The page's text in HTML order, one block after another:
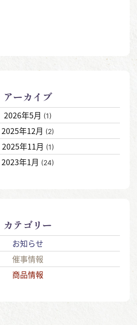
アーカイブ
2026年5月 (1)
2025年12月 (2)
2025年11月 (1)
2023年1月 (24)
カテゴリー
お知らせ
催事情報
商品情報